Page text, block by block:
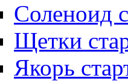
Соленоид
Щетки
Якорь